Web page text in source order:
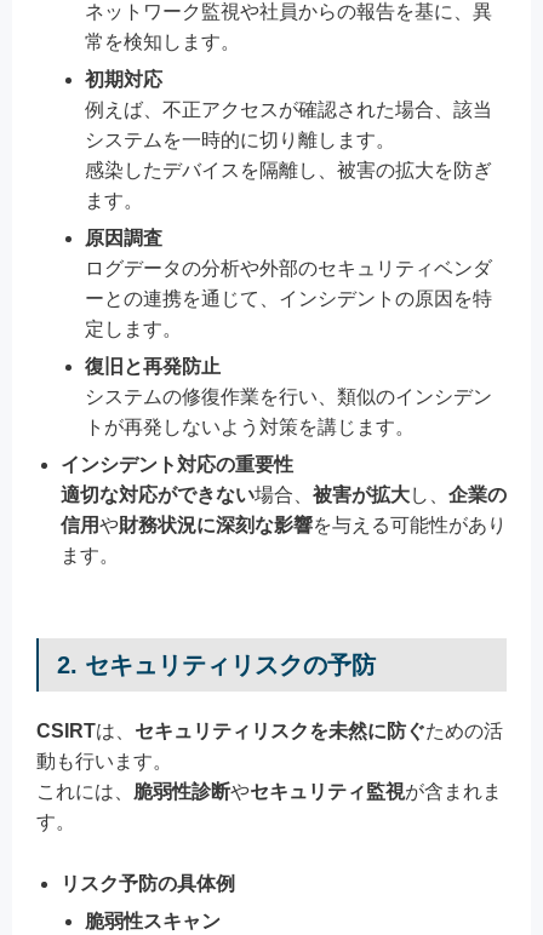
ネットワーク監視や社員からの報告を基に、異
常を検知します。
初期対応
例えば、不正アクセスが確認された場合、該当
システムを一時的に切り離します。
感染したデバイスを隔離し、被害の拡大を防ぎ
ます。
原因調査
ログデータの分析や外部のセキュリティベンダ
ーとの連携を通じて、インシデントの原因を特
定します。
復旧と再発防止
システムの修復作業を行い、類似のインシデン
トが再発しないよう対策を講じます。
インシデント対応の重要性
適切な対応ができない場合、 被害が拡大し、 企業の
信用や財務状況に深刻な影響を与える可能性があり
ます。
2. セキュリティリスクの予防
CSIRTは、 セキュリティリスクを未然に防ぐための活
動も行います。
これには、 脆弱性診断やセキュリティ監視が含まれま
す。
リスク予防の具体例
脆弱性スキャン